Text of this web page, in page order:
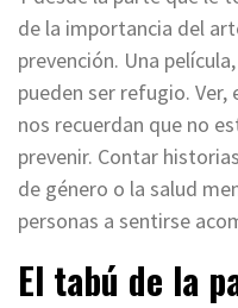
de la importancia del
prevención. Una
pueden ser refugio.
nos recuerdan que no
prevenir. Contar
de género o la salud
personas a sentirse
El tabú de la